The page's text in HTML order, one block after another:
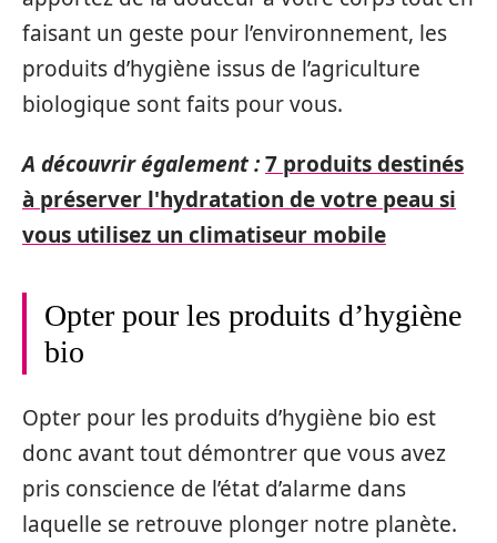
faisant un geste pour l’environnement, les
produits d’hygiène issus de l’agriculture
biologique sont faits pour vous.
A découvrir également :7 produits destinés
à préserver l'hydratation de votre peau si
vous utilisez un climatiseur mobile
Opter pour les produits d’hygiène
bio
Opter pour les produits d’hygiène bio est
donc avant tout démontrer que vous avez
pris conscience de l’état d’alarme dans
laquelle se retrouve plonger notre planète.